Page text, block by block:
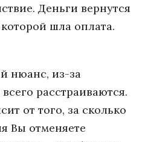
Деньги вернутся
шла оплата.
нюанс, из-за
расстраиваются.
от того, за сколько
Вы отменяете